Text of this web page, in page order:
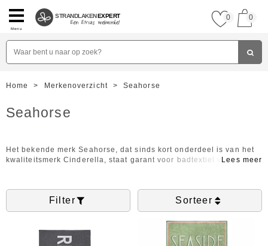
Menu
STRANDLAKENEXPERT 0 0
Home > Merkenoverzicht > Seahorse
Seahorse
Het bekende merk Seahorse, dat sinds kort onderdeel is van het
kwaliteitsmerk Cinderella, staat garant voor badtextiel van een
gebruikelijke 180 cm. De strandlakens zijn vervaardigd uit
heerlijk zachte velours van 400 gram m² en verkrijgbaar in
verschillende kleuren. U kunt op onderstaande afbeeldingen
klikken voor meer informatie en om direct uw Seahorse
strandlaken te kopen of gebruik maken van onze filter aan de
linkerkant om de gewenste maat, soort en kleur te selecteren.
Filter Sorteer